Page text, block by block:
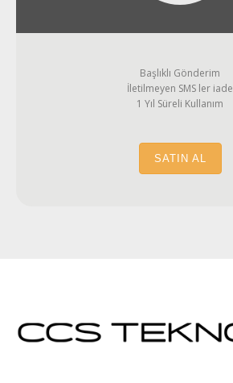
Başlıklı Gönderim
İletilmeyen SMS ler iade
1 Yıl Süreli Kullanım
SATIN AL